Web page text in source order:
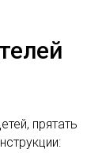
прятать